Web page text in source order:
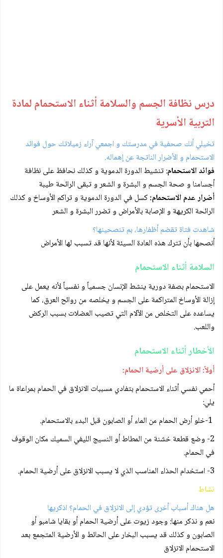
درس نظافة الجسم والسلامة أثناء الاستحمام لمادة
التربية الأسرية
تخيلي أنك صحفية في مدرستك و اجمعي آراء زميلاتك حول فوائد
الاستحمام و الأضرار الناتجة عن إهماله.
فوائد الاستحمام: تنشيط الدورة الدموية و كذلك نحافظ على نظافة
أجسامنا و صحة الجسم و البشرة و الشعر و تبقى الرائحة طيبة
أضرار عدم الاستحمام:كسل في الدورة الدموية و تراكم الأوساخ و كذلك
الرائحة الكريهة و الإصابة بالأمراض و تضرر البشرة و الشعر
شاهدت فتاة تقضم أظفارها، بم تنصحينها؟
أنصحها بأن تترك هذه العادة السيئة لأنها قد تسبب لها الأمراض
السلامة أثناء الاستحمام
الاستحمام بصفة دورية ينشط الإنسان جسمياً و نفسياً لأنه يعمل على
إزالة الأوساخ المتراكمة على الجسم و يخلصه من روائح العرق، كما
يساعده على التخلص من الآلام التي تصيب العضلات بسبب الركض
واللعب.
الأخطار أثناء الاستحمام
أولاً: الانزلاق على أرضية الحمام:
أحمي نفسي أثناء الاستحمام بتفادي مسببات الانزلاق في الحمام بمراعاة ما
يلي:
2- وضع قطعة خشنة من المطاط أو النسيج الليفي السميك مكان الوقوف
في الحمام.
3- استخدام الحذاء المناسب الذي لا يسبب الانزلاق على أرضية الحمام.
نشاط
هل هناك أسباب أخرى تؤدي إلى الانزلاق في الحمام؟ اذكريها
نعم و نذكر منها: وجود زيوت على أرضية الحمام أو بقايا شامبو أو
الصابون و كذلك قد يسبب البخار على الحائط و الأرضية المتجمع بعد
الاستحمام الانزلاق